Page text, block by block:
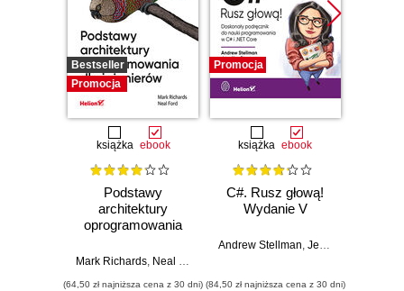
Bestseller
Promocja
książka ebook
Podstawy
architektury
oprogramowania
Wydanie II
Mark Richards, Neal Ford
(64,50 zł najniższa cena z 30 dni)
Promocja
książka ebook
C#. Rusz głową!
Wydanie V
Andrew Stellman, Jennifer Greene
(84,50 zł najniższa cena z 30 dni)